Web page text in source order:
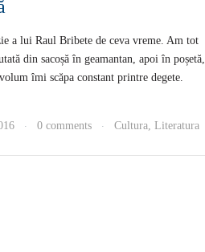
a lui Raul Bribete de ceva vreme. Am tot
din sacoșă în geamantan, apoi în poșetă,
îmi scăpa constant printre degete.
· 0 comments · Cultura, Literatura